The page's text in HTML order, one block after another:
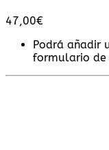
47,00€
Podrá añadir
formulario de